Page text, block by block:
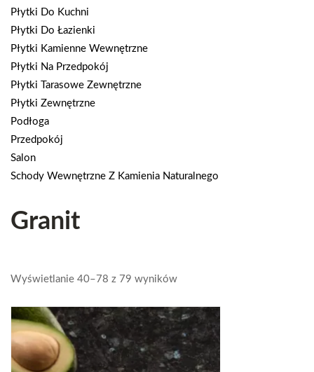
Płytki Do Kuchni
Płytki Do Łazienki
Płytki Kamienne Wewnętrzne
Płytki Na Przedpokój
Płytki Tarasowe Zewnętrzne
Płytki Zewnętrzne
Podłoga
Przedpokój
Salon
Schody Wewnętrzne Z Kamienia Naturalnego
Granit
Wyświetlanie 40–78 z 79 wyników